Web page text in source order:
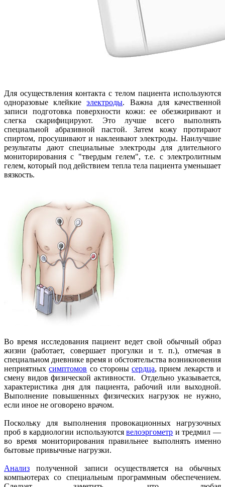
Для осуществления контакта с телом пациента используются
одноразовые клейкиеэлектроды. Важна для качественной
записи подготовка поверхности кожи: ее обезжиривают и
слегка скарифицируют. Это лучше всего выполнять
специальной абразивной пастой. Затем кожу протирают
спиртом, просушивают и наклеивают электроды. Наилучшие
результаты дают специальные электроды для длительного
мониторирования с "твердым гелем", т.е. с электролитным
гелем, который под действием тепла тела пациента уменьшает
вязкость.
Во время исследования пациент ведет свой обычный образ
жизни (работает, совершает прогулки и т. п.), отмечая в
специальном дневнике время и обстоятельства возникновения
неприятныхсимптомов со сторонысердца, прием лекарств и
смену видов физической активности. Отдельно указывается,
характеристика дня для пациента, рабочий или выходной.
Выполнение повышенных физических нагрузок не нужно,
если иное не оговорено врачом.
Поскольку для выполнения провокационных нагрузочных
проб в кардиологии используютсявелоэргометр и тредмил —
во время мониторирования правильнее выполнять именно
бытовые привычные нагрузки.
Анализ полученной записи осуществляется на обычных
компьютерах со специальным программным обеспечением.